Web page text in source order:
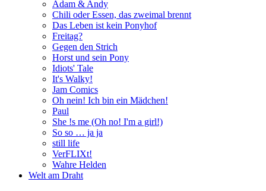
Adam & Andy
Chili oder Essen, das zweimal brennt
Das Leben ist kein Ponyhof
Freitag?
Gegen den Strich
Horst und sein Pony
Idiots' Tale
It's Walky!
Jam Comics
Oh nein! Ich bin ein Mädchen!
Paul
She !s me (Oh no! I'm a girl!)
So so … ja ja
still life
VerFLIXt!
Wahre Helden
Welt am Draht